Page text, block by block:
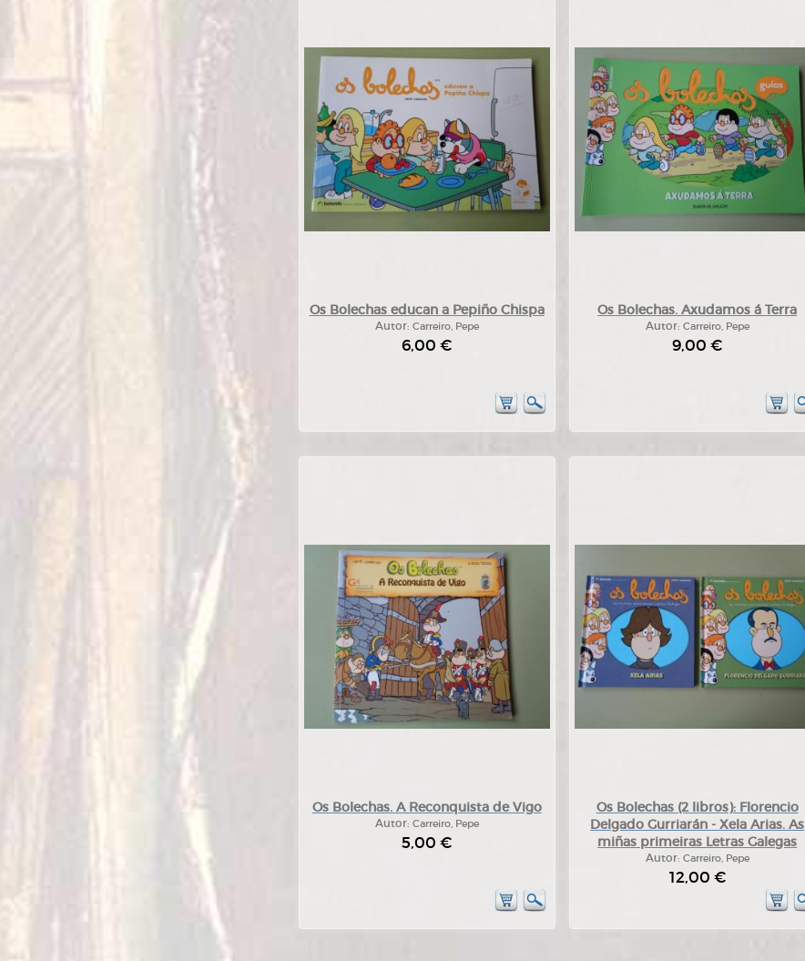
Os Bolechas educan a Pepiño Chispa
Autor: Carreiro, Pepe
6,00 €
Os Bolechas. Axudamos á Terra
Autor: Carreiro, Pepe
9,00 €
Os Bolechas. A Reconquista de Vigo
Autor: Carreiro, Pepe
5,00 €
Os Bolechas (2 libros): Florencio
Delgado Gurriarán - Xela Arias. As
miñas primeiras Letras Galegas
Autor: Carreiro, Pepe
12,00 €